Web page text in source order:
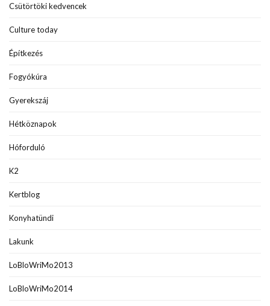
Csütörtöki kedvencek
Culture today
Építkezés
Fogyókúra
Gyerekszáj
Hétköznapok
Hóforduló
K2
Kertblog
Konyhatündi
Lakunk
LoBloWriMo2013
LoBloWriMo2014